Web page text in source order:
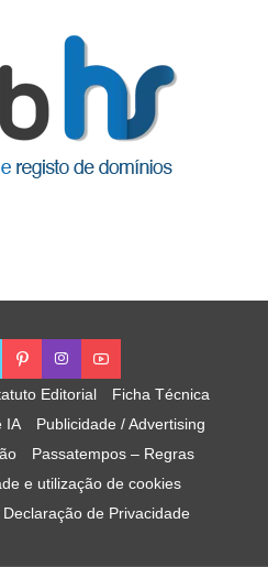
Editorial
Ficha Técnica
IA
Publicidade / Advertising
Passatempos – Regras
e utilização de cookies
Declaração de Privacidade